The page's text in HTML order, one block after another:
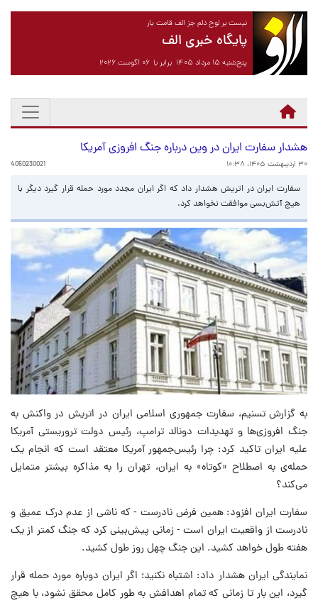
نیست بر لوح دلم جز الف قامت یار
پایگاه خبری الف
پنج‌شنبه ۱۵ مرداد ۱۴۰۵ برابر با ۰۶ آگوست ۲۰۲۶
هشدار سفارت ایران در وین درباره جنگ افروزی آمریکا
۳۰ اردیبهشت ۱۴۰۵، ۱۰:۳۸ 4050230021
سفارت ایران در اتریش هشدار داد که اگر ایران مجدد مورد حمله قرار گیرد دیگر با
هیچ آتش‌بسی موافقت نخواهد کرد.
به گزارش تسنیم، سفارت جمهوری اسلامی ایران در اتریش در واکنش به
جنگ افروزی‌ها و تهدیدات دونالد ترامپ، رئیس دولت تروریستی آمریکا
علیه ایران تاکید کرد: چرا رئیس‌جمهور آمریکا معتقد است که انجام یک
حمله‌ی به اصطلاح «کوتاه» به ایران، تهران را به مذاکره بیشتر متمایل
می‌کند؟
سفارت ایران افزود: همین فرض نادرست - که ناشی از عدم درک عمیق و
نادرست از واقعیت ایران است - زمانی پیش‌بینی کرد که جنگ کمتر از یک
هفته طول خواهد کشید. این جنگ چهل روز طول کشید.
نمایندگی ایران هشدار داد: اشتباه نکنید؛ اگر ایران دوباره مورد حمله قرار
گیرد، این بار تا زمانی که تمام اهدافش به طور کامل محقق نشود، با هیچ